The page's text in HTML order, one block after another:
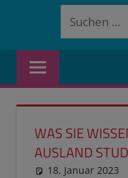
Suchen
WAS SIE
AUSLAND
18. Januar 2023